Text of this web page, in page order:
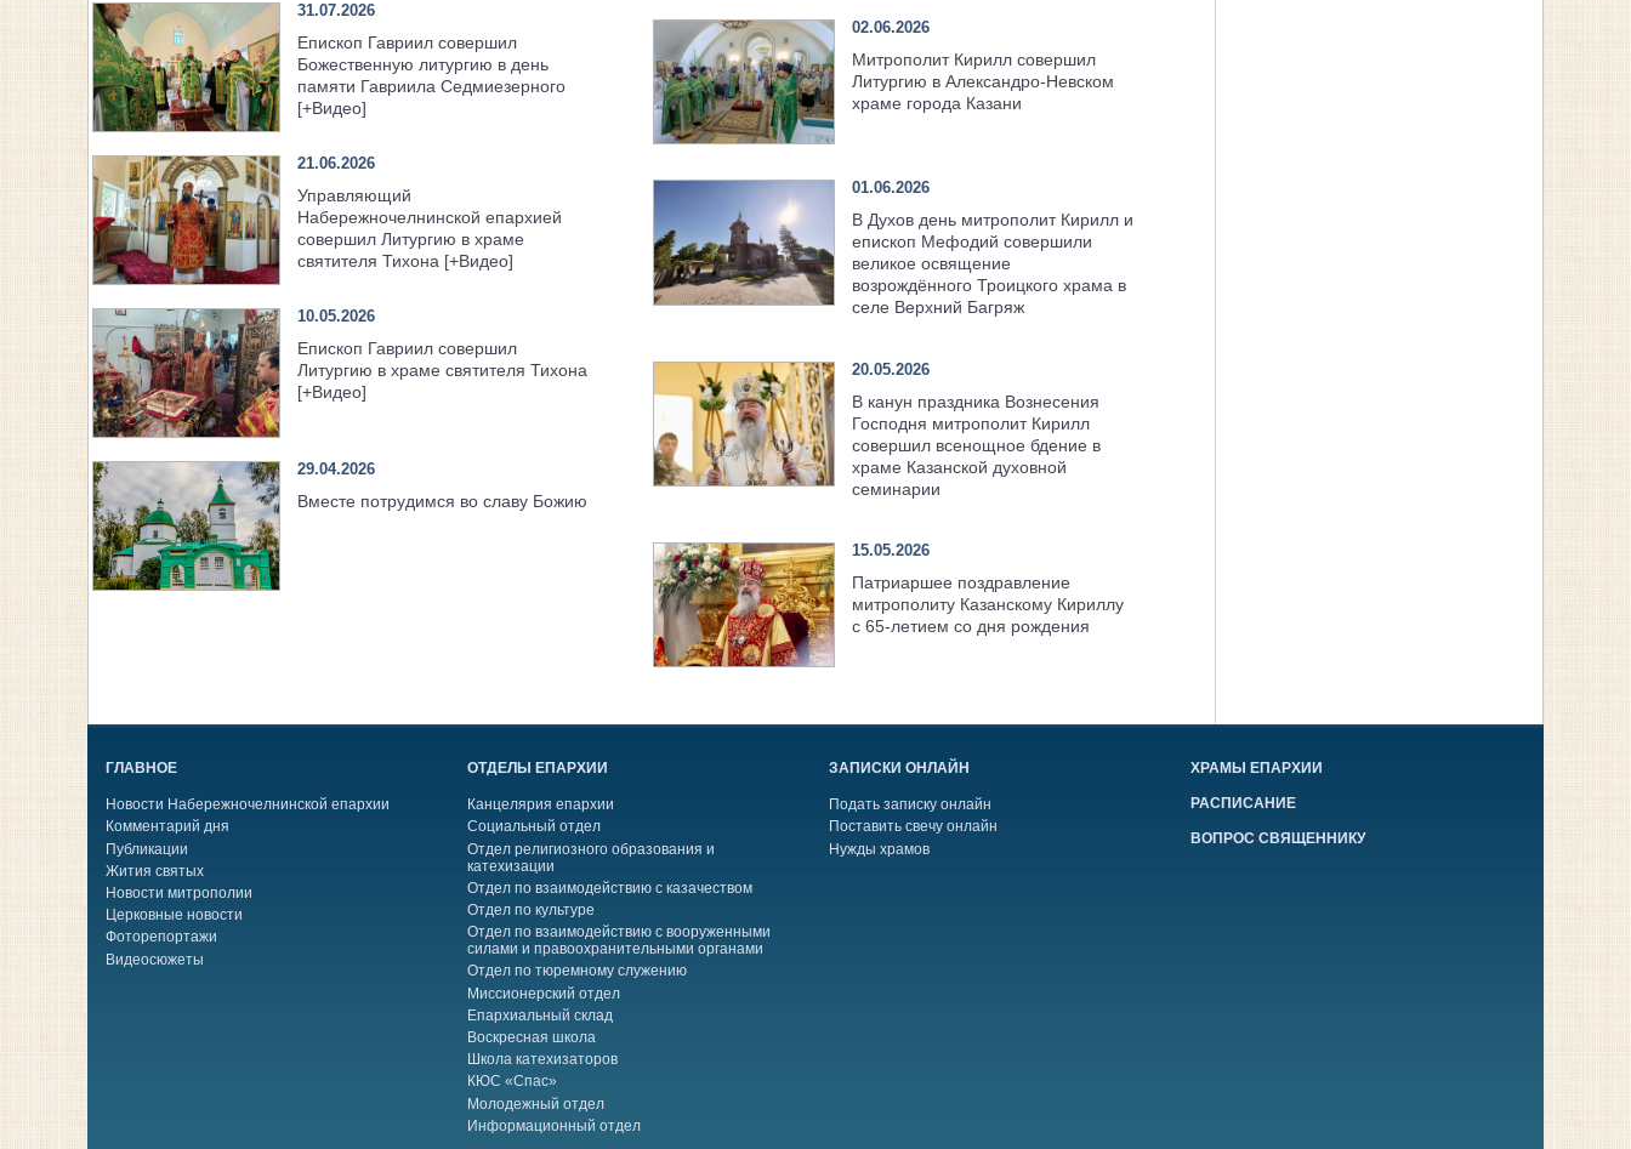
31.07.2026
Епископ Гавриил совершил
Божественную литургию в день
памяти Гавриила Седмиезерного
[+Видео]
21.06.2026
Управляющий
Набережночелнинской епархией
совершил Литургию в храме
святителя Тихона [+Видео]
10.05.2026
Епископ Гавриил совершил
Литургию в храме святителя Тихона
[+Видео]
29.04.2026
Вместе потрудимся во славу Божию
02.06.2026
Митрополит Кирилл совершил
Литургию в Александро-Невском
храме города Казани
01.06.2026
В Духов день митрополит Кирилл и
епископ Мефодий совершили
великое освящение
возрождённого Троицкого храма в
селе Верхний Багряж
20.05.2026
В канун праздника Вознесения
Господня митрополит Кирилл
совершил всенощное бдение в
храме Казанской духовной
семинарии
15.05.2026
Патриаршее поздравление
митрополиту Казанскому Кириллу
с 65-летием со дня рождения
ГЛАВНОЕ
Новости Набережночелнинской епархии
Комментарий дня
Публикации
Жития святых
Новости митрополии
Церковные новости
Фоторепортажи
Видеосюжеты
ОТДЕЛЫ ЕПАРХИИ
Канцелярия епархии
Социальный отдел
Отдел религиозного образования и
катехизации
Отдел по взаимодействию с казачеством
Отдел по культуре
Отдел по взаимодействию с вооруженными
силами и правоохранительными органами
Отдел по тюремному служению
Миссионерский отдел
Епархиальный склад
Воскресная школа
Школа катехизаторов
КЮС «Спас»
Молодежный отдел
Информационный отдел
ЗАПИСКИ ОНЛАЙН
Подать записку онлайн
Поставить свечу онлайн
Нужды храмов
ХРАМЫ ЕПАРХИИ
РАСПИСАНИЕ
ВОПРОС СВЯЩЕННИКУ